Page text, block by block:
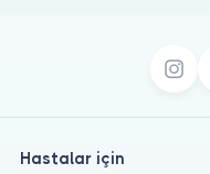
Hastalar için